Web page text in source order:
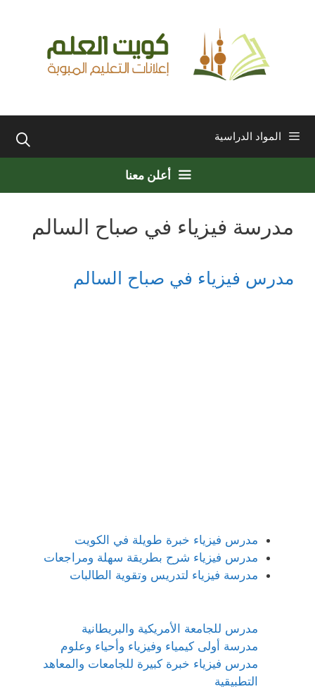
المواد الدراسية
أعلن معنا
مدرسة فيزياء في صباح السالم
مدرس فيزياء في صباح السالم
مدرس فيزياء خبرة طويلة في الكويت
مدرس فيزياء شرح بطريقة سهلة ومراجعات
مدرسة فيزياء لتدريس وتقوية الطالبات
مدرس للجامعة الأمريكية والبريطانية
مدرسة أولى كيمياء وفيزياء وأحياء وعلوم
مدرس فيزياء خبرة كبيرة للجامعات والمعاهد
التطبيقية